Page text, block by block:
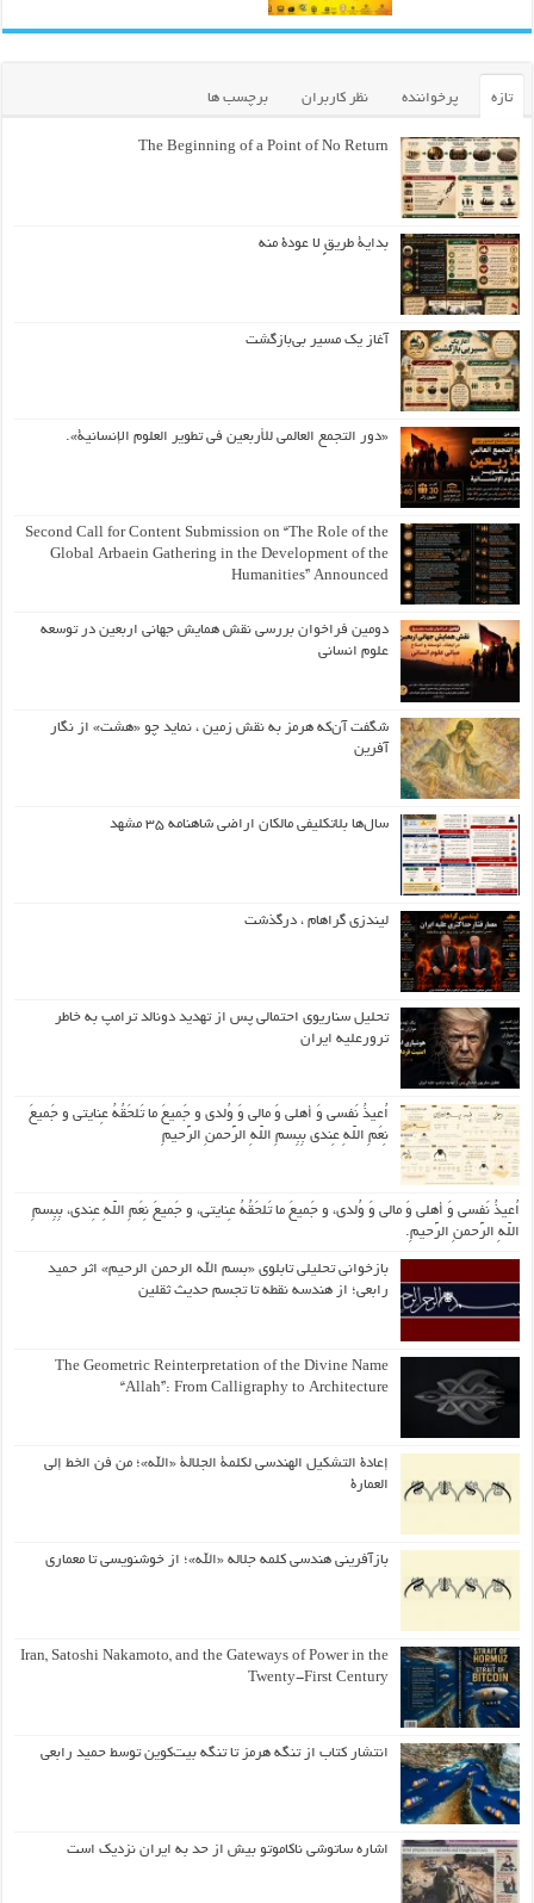
تازه پرخواننده نظر کاربران برچسب ها
The Beginning of a Point of No Return
بداية طريقٍ لا عودة منه
آغاز یک مسیر بی‌بازگشت
«دور التجمع العالمي للأربعين في تطوير العلوم الإنسانية».
Second Call for Content Submission on “The Role of the
Global Arbaein Gathering in the Development of the
Humanities” Announced
دومین فراخوان بررسی نقش همایش جهانی اربعین در توسعه
علوم انسانی
شگفت آن‌که هرمز به نقش زمین ، نماید چو «هشت» از نگار
آفرین
سال‌ها بلاتکلیفی مالکان اراضی شاهنامه ۳۵ مشهد
لیندزی گراهام ، درگذشت
تحلیل سناریوی احتمالی پس از تهدید دونالد ترامپ به خاطر
ترورعلیه ایران
اُعیذُ نَفسی وَ أهلی وَ مالی وَ وُلدی و جَمیعَ ما تَلحَقُهُ عِنایتی و جَمیعَ
نِعَمِ اللّهِ عِندی بِبِسمِ اللّهِ الرَّحمنِ الرَّحیمِ
اُعیذُ نَفسی وَ أهلی وَ مالی وَ وُلدی، و جَمیعَ ما تَلحَقُهُ عِنایتی، و جَمیعَ نِعَمِ اللّهِ عِندی، بِبِسمِ
اللّهِ الرَّحمنِ الرَّحیمِ.
بازخوانی تحلیلی تابلوی «بسم الله الرحمن الرحیم» اثر حمید
رابعی؛ از هندسه نقطه تا تجسم حدیث ثقلین
The Geometric Reinterpretation of the Divine Name
“Allah”: From Calligraphy to Architecture
إعادة التشكيل الهندسي لكلمة الجلالة «الله»؛ من فن الخط إلى
العمارة
بازآفرینی هندسی کلمه جلاله «الله»؛ از خوشنویسی تا معماری
Iran, Satoshi Nakamoto, and the Gateways of Power in the
Twenty-First Century
انتشار کتاب از تنگه هرمز تا تنگه بیت‌کوین توسط حمید رابعی
اشاره ساتوشی ناکاموتو بیش از حد به ایران نزدیک است